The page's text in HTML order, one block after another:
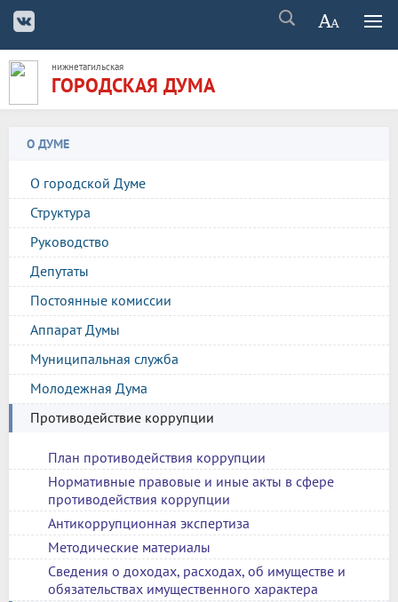
нижнетагильская
ГОРОДСКАЯ ДУМА
О ДУМЕ
О городской Думе
Структура
Руководство
Депутаты
Постоянные комиссии
Аппарат Думы
Муниципальная служба
Молодежная Дума
Противодействие коррупции
План противодействия коррупции
Нормативные правовые и иные акты в сфере
противодействия коррупции
Антикоррупционная экспертиза
Методические материалы
Сведения о доходах, расходах, об имуществе и
обязательствах имущественного характера